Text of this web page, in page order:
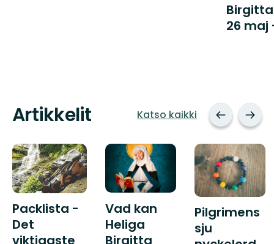
26 maj
Artikkelit Katso kaikki
Packlista -
Det
viktigaste
Vad kan
Heliga
Birgitta
Pilgrimens
sju